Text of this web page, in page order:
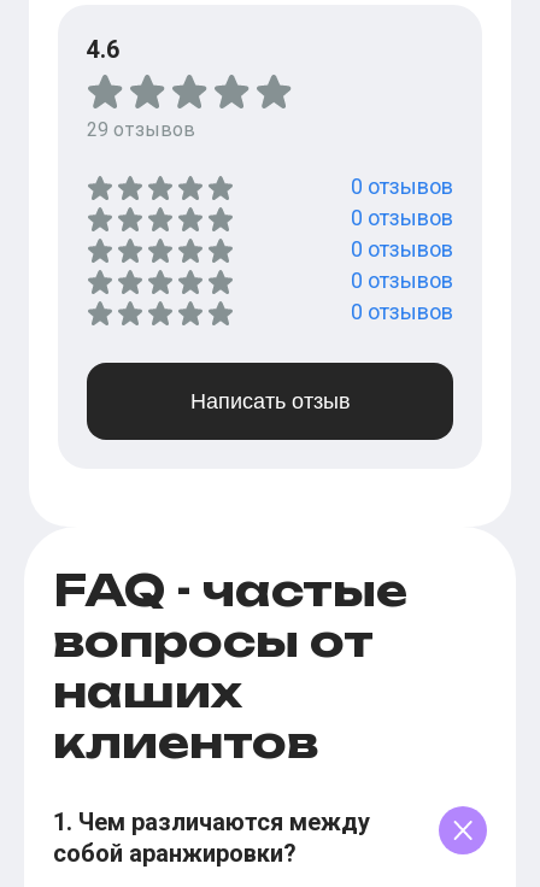
4.6
29 отзывов
0 отзывов
0 отзывов
0 отзывов
0 отзывов
0 отзывов
Написать отзыв
FAQ - частые
вопросы от
наших
клиентов
1. Чем различаются между
собой аранжировки?